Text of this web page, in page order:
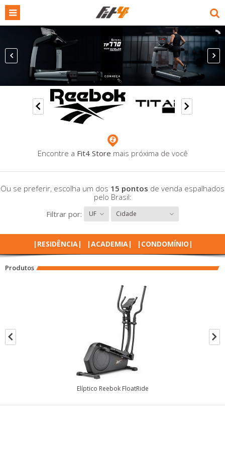
Encontre a Fit4 Store mais próxima de você
Ou se preferir, escolha um dos 15 pontos de venda espalhados
pelo Brasil:
Filtrar por:
UF Cidade
|RESIDÊNCIA| |ACADEMIA| |CONDOMÍNIO|
Produtos
Elíptico Reebok FloatRide